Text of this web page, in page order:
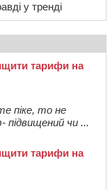
у тренді
тарифи на
піке, то не
чи ...
тарифи на